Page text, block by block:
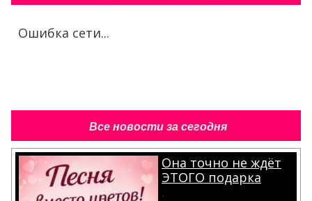
Ошибка сети...
Все новости за сегодня
Она точно не ждёт
ЭТОГО подарка
.